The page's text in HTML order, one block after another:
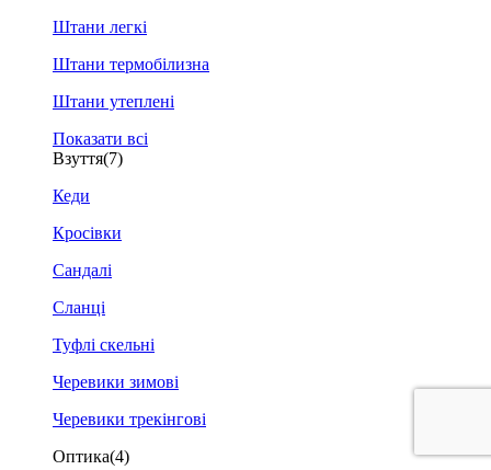
Штани легкі
Штани термобілизна
Штани утеплені
Показати всі
Взуття(7)
Кеди
Кросівки
Сандалі
Сланці
Туфлі скельні
Черевики зимові
Черевики трекінгові
Оптика(4)